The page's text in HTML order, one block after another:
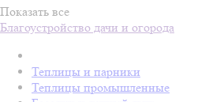
Показать все
Благоустройство дачи и огорода
Теплицы и парники
Теплицы промышленные